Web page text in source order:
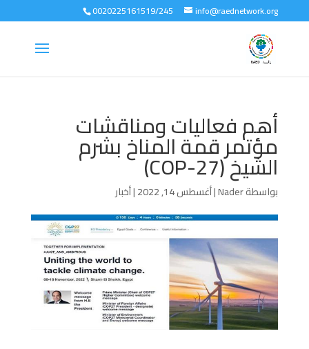
0020225161519/245 info@raednetwork.org
أهم فعاليات ومناقشات
مؤتمر قمة المناخ بشرم
الشيخ (COP-27)
بواسطةNader
|أغسطس 14, 2022 |أخبار